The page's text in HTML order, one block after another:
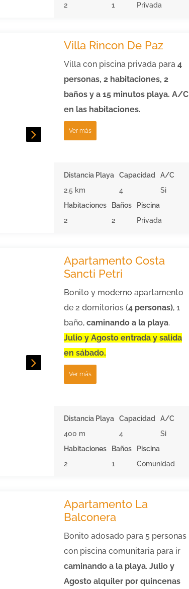
2
1
Privada
Villa Rincon De Paz
Villa con piscina privada para 4
personas, 2 habitaciones, 2
baños y a 15 minutos playa. A/C
en las habitaciones.
Ver más
Distancia Playa
2.5 km
Capacidad
4
A/C
Si
Habitaciones
2
Baños
2
Piscina
Privada
Apartamento Costa
Sancti Petri
Bonito y moderno apartamento
de 2 domitorios (4 personas), 1
baño, caminando a la playa.
Julio y Agosto entrada y salida
en sábado.
Ver más
Distancia Playa
400 m
Capacidad
4
A/C
Si
Habitaciones
2
Baños
1
Piscina
Comunidad
Apartamento La
Balconera
Bonito adosado para 5 personas
con piscina comunitaria para ir
caminando a la playa. Julio y
Agosto alquiler por quincenas